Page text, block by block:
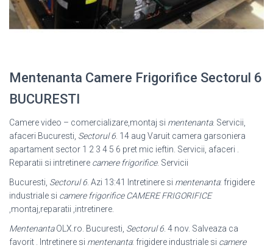
Mentenanta Camere Frigorifice Sectorul 6
BUCURESTI
Camere video – comercializare,montaj si mentenanta. Servicii,
afaceri Bucuresti, Sectorul 6. 14 aug Varuit camera garsoniera
apartament sector 1 2 3 4 5 6 pret mic ieftin. Servicii, afaceri .
Reparatii si intretinere camere frigorifice. Servicii
Bucuresti, Sectorul 6. Azi 13:41 Intretinere si mentenanta: frigidere
industriale si camere frigorifice CAMERE FRIGORIFICE
,montaj,reparatii ,intretinere.
MentenantaOLX.ro. Bucuresti, Sectorul 6. 4 nov. Salveaza ca
favorit . Intretinere si mentenanta: frigidere industriale si camere